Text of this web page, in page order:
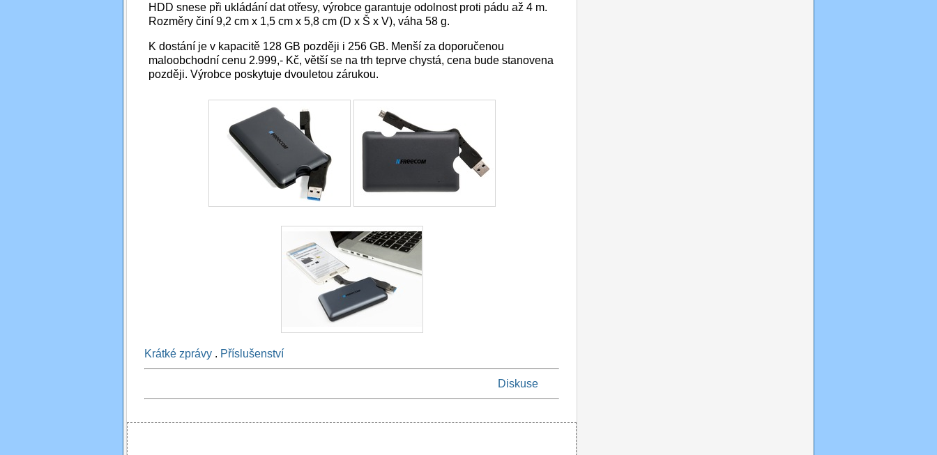
HDD snese při ukládání dat otřesy, výrobce garantuje odolnost proti pádu až 4 m.
Rozměry činí 9,2 cm x 1,5 cm x 5,8 cm (D x Š x V), váha 58 g.
K dostání je v kapacitě 128 GB později i 256 GB. Menší za doporučenou
maloobchodní cenu 2.999,- Kč, větší se na trh teprve chystá, cena bude stanovena
později. Výrobce poskytuje dvouletou zárukou.
Krátké zprávy . Příslušenství
Diskuse